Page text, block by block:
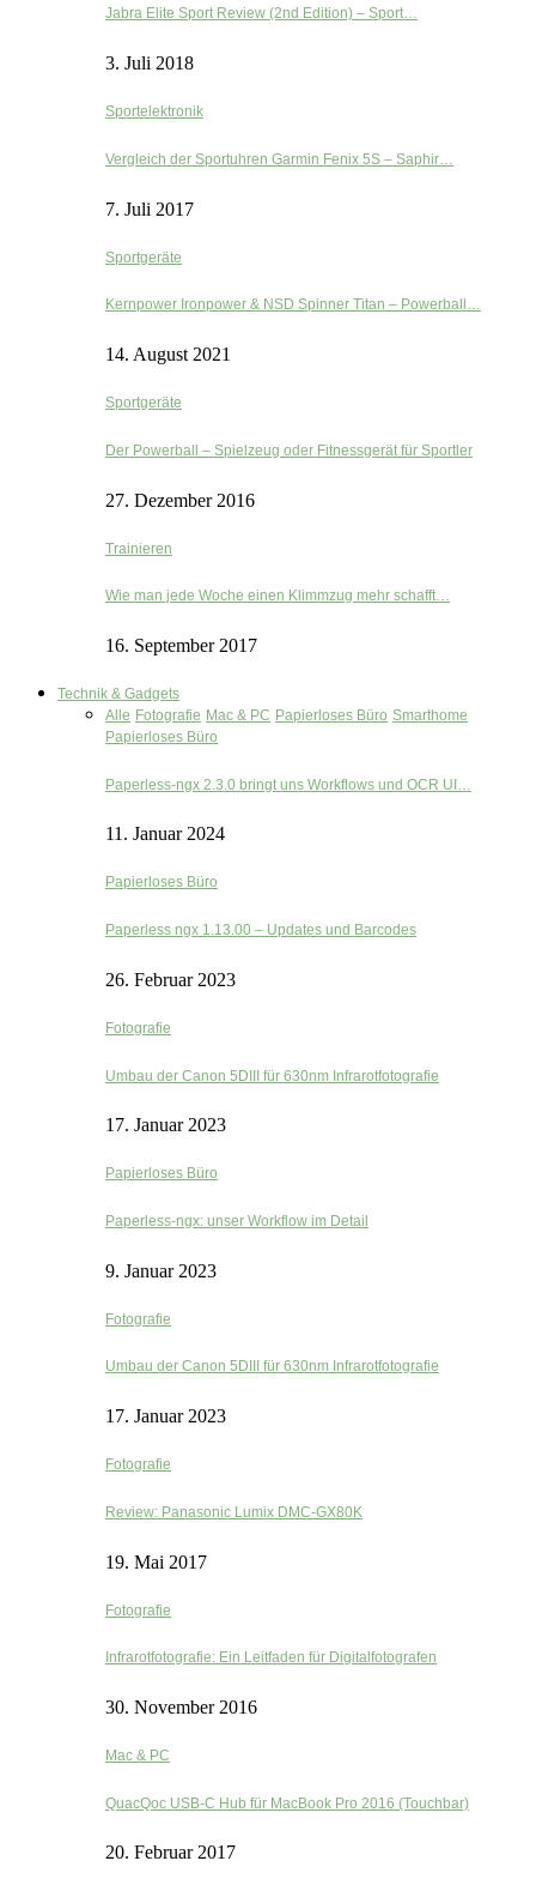
Jabra Elite Sport Review (2nd Edition) – Sport…
3. Juli 2018
Sportelektronik
Vergleich der Sportuhren Garmin Fenix 5S – Saphir…
7. Juli 2017
Sportgeräte
Kernpower Ironpower & NSD Spinner Titan – Powerball…
14. August 2021
Sportgeräte
Der Powerball – Spielzeug oder Fitnessgerät für Sportler
27. Dezember 2016
Trainieren
Wie man jede Woche einen Klimmzug mehr schafft…
16. September 2017
Technik & Gadgets
Alle Fotografie Mac & PC Papierloses Büro Smarthome
Papierloses Büro
Paperless-ngx 2.3.0 bringt uns Workflows und OCR UI…
11. Januar 2024
Papierloses Büro
Paperless ngx 1.13.00 – Updates und Barcodes
26. Februar 2023
Fotografie
Umbau der Canon 5DIII für 630nm Infrarotfotografie
17. Januar 2023
Papierloses Büro
Paperless-ngx: unser Workflow im Detail
9. Januar 2023
Fotografie
Umbau der Canon 5DIII für 630nm Infrarotfotografie
17. Januar 2023
Fotografie
Review: Panasonic Lumix DMC-GX80K
19. Mai 2017
Fotografie
Infrarotfotografie: Ein Leitfaden für Digitalfotografen
30. November 2016
Mac & PC
QuacQoc USB-C Hub für MacBook Pro 2016 (Touchbar)
20. Februar 2017